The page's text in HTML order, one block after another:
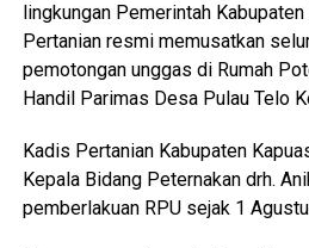
lingkungan Pemerintah
Pertanian resmi memusatkan
pemotongan unggas di Rumah
Handil Parimas Desa Pulau Telo
Kadis Pertanian Kabupaten
Kepala Bidang Peternakan drh.
pemberlakuan RPU sejak 1